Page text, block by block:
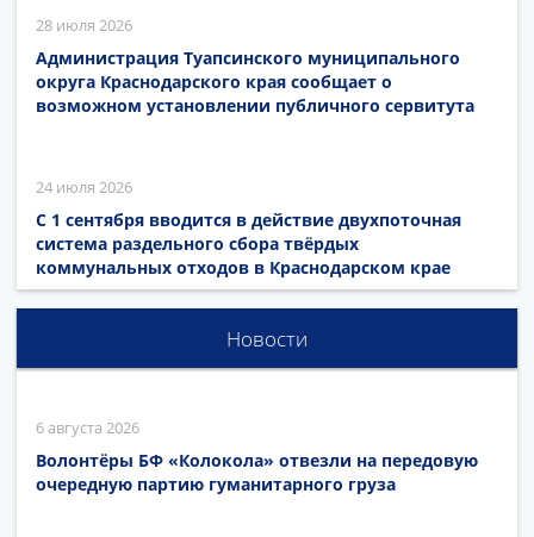
28 июля 2026
Администрация Туапсинского муниципального
округа Краснодарского края сообщает о
возможном установлении публичного сервитута
24 июля 2026
С 1 сентября вводится в действие двухпоточная
система раздельного сбора твёрдых
коммунальных отходов в Краснодарском крае
Новости
6 августа 2026
Волонтёры БФ «Колокола» отвезли на передовую
очередную партию гуманитарного груза